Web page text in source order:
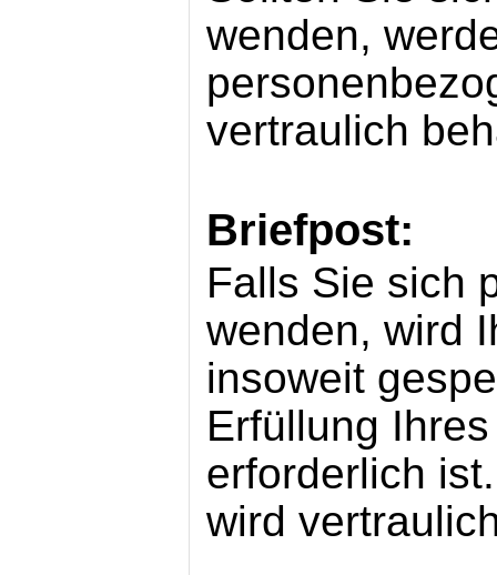
wenden,
vertraulich
Briefpost:
Falls Sie sich
wenden, wird
insoweit
Erfüllung
erforderlich
wird